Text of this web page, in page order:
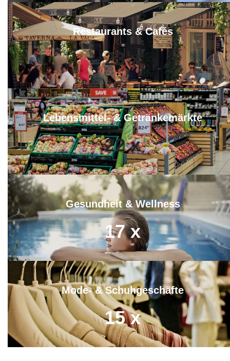
Restaurants & Cafés
23 x
Lebensmittel- & Getränkemärkte
22 x
Gesundheit & Wellness
17 x
Mode- & Schuhgeschäfte
15 x